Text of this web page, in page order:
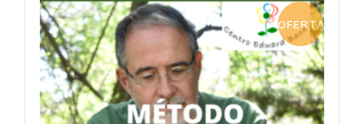
OFERTA!